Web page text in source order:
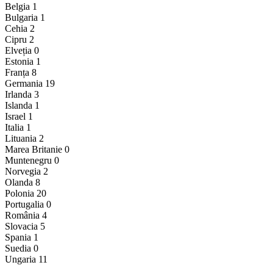
Belgia 1
Bulgaria 1
Cehia 2
Cipru 2
Elveția 0
Estonia 1
Franța 8
Germania 19
Irlanda 3
Islanda 1
Israel 1
Italia 1
Lituania 2
Marea Britanie 0
Muntenegru 0
Norvegia 2
Olanda 8
Polonia 20
Portugalia 0
România 4
Slovacia 5
Spania 1
Suedia 0
Ungaria 11